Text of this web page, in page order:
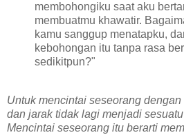
membohongiku saat aku
membuatmu khawatir.
kamu sanggup menatapku,
kebohongan itu tanpa rasa
sedikitpun?"
Untuk mencintai seseorang
dan jarak tidak lagi menjadi
Mencintai seseorang itu berarti